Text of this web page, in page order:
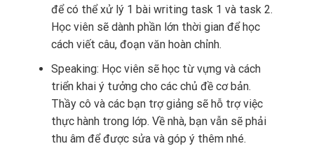
để có thể xử lý 1 bài writing task 1 và task 2.
Học viên sẽ dành phần lớn thời gian để học
cách viết câu, đoạn văn hoàn chỉnh.
Speaking: Học viên sẽ học từ vựng và cách
triển khai ý tưởng cho các chủ đề cơ bản.
Thầy cô và các bạn trợ giảng sẽ hỗ trợ việc
thực hành trong lớp. Về nhà, bạn vẫn sẽ phải
thu âm để được sửa và góp ý thêm nhé.